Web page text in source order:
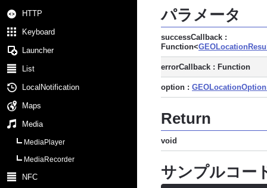
HTTP
Keyboard
Launcher
List
LocalNotification
Maps
Media
MediaPlayer
MediaRecorder
NFC
パラメータ
successCallback :
Function<
errorCallback : Function
option :
Return
void
サンプルコー